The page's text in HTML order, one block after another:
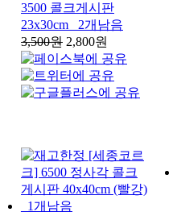
3500 콜크게시판
23x30cm _2개남음
3,500원 2,800원